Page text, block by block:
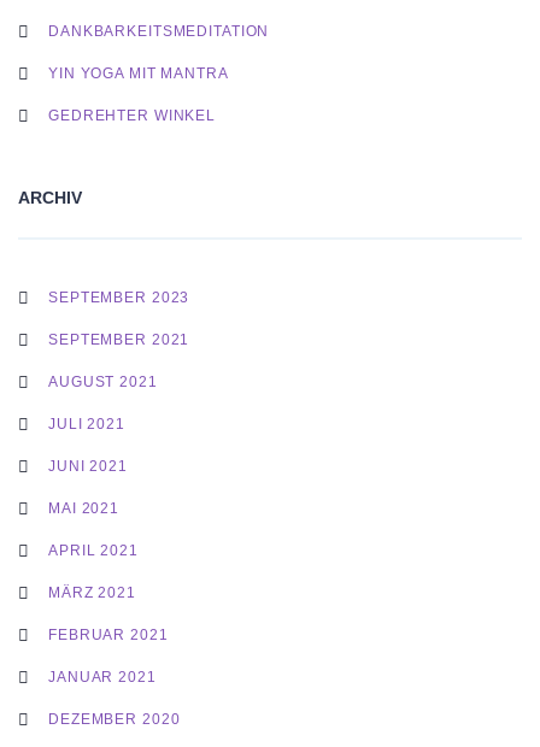
DANKBARKEITSMEDITATION
YIN YOGA MIT MANTRA
GEDREHTER WINKEL
ARCHIV
SEPTEMBER 2023
SEPTEMBER 2021
AUGUST 2021
JULI 2021
JUNI 2021
MAI 2021
APRIL 2021
MÄRZ 2021
FEBRUAR 2021
JANUAR 2021
DEZEMBER 2020